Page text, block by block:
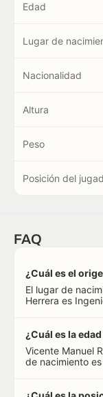
Edad
Lugar de
Nacionalidad
Altura
Peso
Posición del
FAQ
¿Cuál es el
El lugar de
Herrera es
¿Cuál es la
Vicente Manuel
de nacimiento